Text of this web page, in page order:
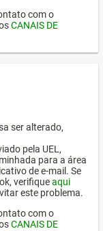
com o
CANAIS DE
ser alterado,
pela UEL,
para a área
de e-mail. Se
verifiqueaqui
este problema.
com o
CANAIS DE